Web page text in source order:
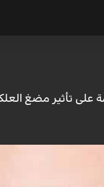
على تأثير مضغ